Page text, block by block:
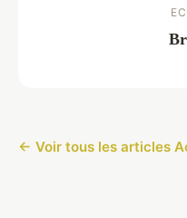
← Voir tous les articles